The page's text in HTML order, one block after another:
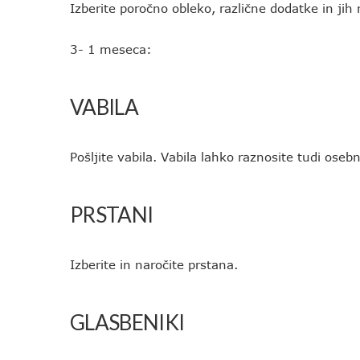
Izberite poročno obleko, različne dodatke in jih
3- 1 meseca:
VABILA
Pošljite vabila. Vabila lahko raznosite tudi
PRSTANI
Izberite in naročite prstana.
GLASBENIKI